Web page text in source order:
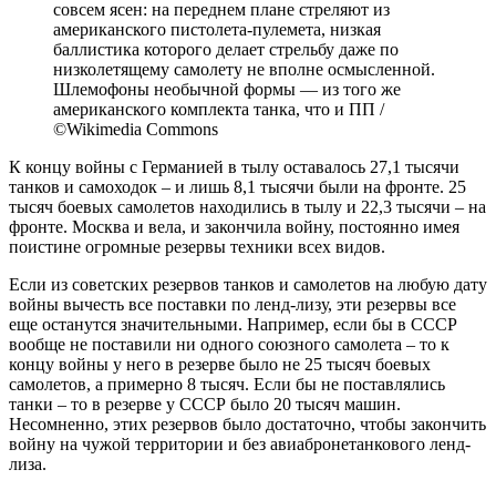
совсем ясен: на переднем плане стреляют из
американского пистолета-пулемета, низкая
баллистика которого делает стрельбу даже по
низколетящему самолету не вполне осмысленной.
Шлемофоны необычной формы — из того же
американского комплекта танка, что и ПП /
©Wikimedia Commons
К концу войны с Германией в тылу оставалось 27,1 тысячи
танков и самоходок – и лишь 8,1 тысячи были на фронте. 25
тысяч боевых самолетов находились в тылу и 22,3 тысячи – на
фронте. Москва и вела, и закончила войну, постоянно имея
поистине огромные резервы техники всех видов.
Если из советских резервов танков и самолетов на любую дату
войны вычесть все поставки по ленд-лизу, эти резервы все
еще останутся значительными. Например, если бы в СССР
вообще не поставили ни одного союзного самолета – то к
концу войны у него в резерве было не 25 тысяч боевых
самолетов, а примерно 8 тысяч. Если бы не поставлялись
танки – то в резерве у СССР было 20 тысяч машин.
Несомненно, этих резервов было достаточно, чтобы закончить
войну на чужой территории и без авиабронетанкового ленд-
лиза.